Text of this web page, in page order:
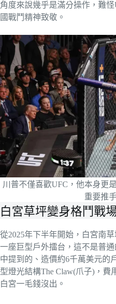
角度來說幾乎是滿分操作，難
國戰鬥精神致敬。
川普不僅喜歡UFC，他本身更
重要推
白宮草坪變身格鬥戰場
從2025年下半年開始，白宮南
一座巨型戶外擂台，這不是普
中提到的、造價約6千萬美元的
型燈光結構The Claw(爪子)，費
白宮一毛錢沒出。